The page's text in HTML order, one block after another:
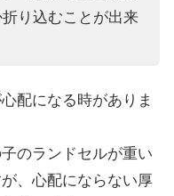
り込むことが出来
配になる時がありま
のランドセルが重い
、心配にならない厚